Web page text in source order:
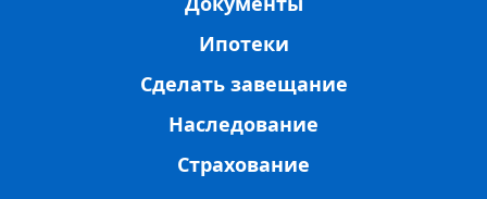
Ипотеки
Сделать завещание
Наследование
Страхование